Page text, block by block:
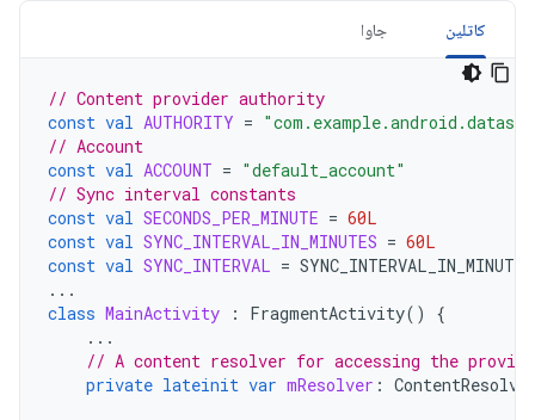
کاتلین جاوا
// Content provider authority
const val AUTHORITY =
// Account
const val ACCOUNT = "default_account"
// Sync interval constants
const val SECONDS_PER_MINUTE = 60L
const val SYNC_INTERVAL_IN_MINUTES = 60L
const val SYNC_INTERVAL = SYNC_INTERVAL_IN_MINUTES
...
class MainActivity : FragmentActivity()
{
...
// A content resolver for accessing the
private lateinit var mResolver :